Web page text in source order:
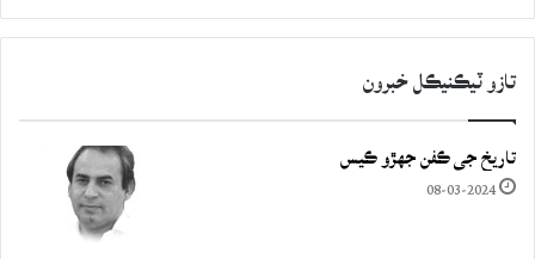
تازو ٽيڪنيڪل خبرون
تاريخ جي ڪفن جھڙو ڪيس
08-03-2024